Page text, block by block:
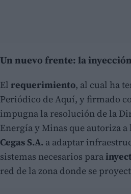
Un nuevo frente: la
El requerimiento, al cual ha
Periódico de Aquí, y firmado
impugna la resolución de la
Energía y Minas que autoriza a
Cegas S.A. a adaptar
sistemas necesarios para
red de la zona donde se